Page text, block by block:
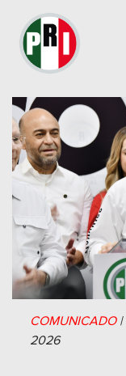
COMUNICADO|
2026